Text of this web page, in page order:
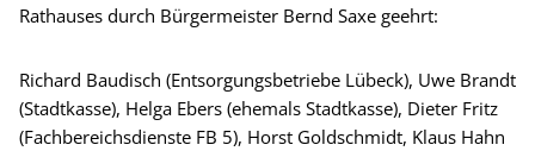
Rathauses durch Bürgermeister Bernd Saxe geehrt:
Richard Baudisch (Entsorgungsbetriebe Lübeck), Uwe Brandt
(Stadtkasse), Helga Ebers (ehemals Stadtkasse), Dieter Fritz
(Fachbereichsdienste FB 5), Horst Goldschmidt, Klaus Hahn